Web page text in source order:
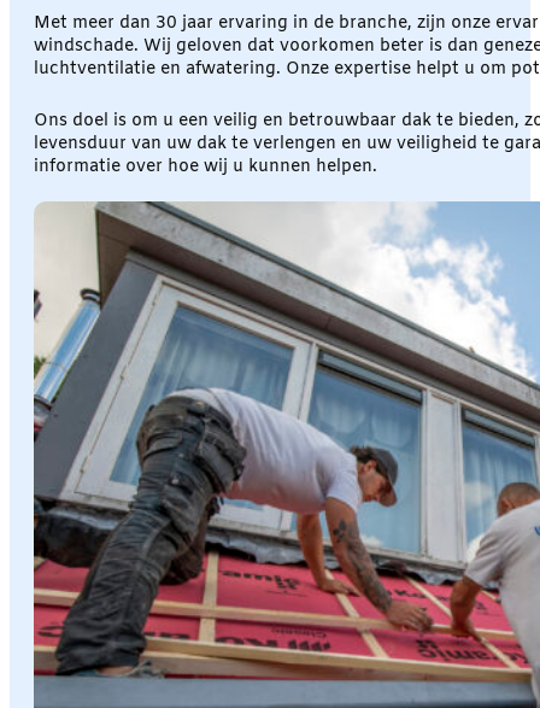
Met meer dan 30 jaar ervaring in de branche, zijn onze
windschade. Wij geloven dat voorkomen beter is dan
luchtventilatie en afwatering. Onze expertise helpt u om
Ons doel is om u een veilig en betrouwbaar dak te
levensduur van uw dak te verlengen en uw veiligheid te
informatie over hoe wij u kunnen helpen.